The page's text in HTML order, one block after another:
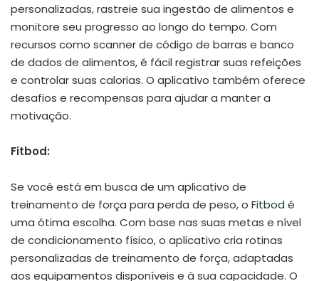
personalizadas, rastreie sua ingestão de alimentos e
monitore seu progresso ao longo do tempo. Com
recursos como scanner de código de barras e banco
de dados de alimentos, é fácil registrar suas refeições
e controlar suas calorias. O aplicativo também oferece
desafios e recompensas para ajudar a manter a
motivação.
Fitbod:
Se você está em busca de um aplicativo de
treinamento de força para perda de peso, o Fitbod é
uma ótima escolha. Com base nas suas metas e nível
de condicionamento físico, o aplicativo cria rotinas
personalizadas de treinamento de força, adaptadas
aos equipamentos disponíveis e à sua capacidade. O